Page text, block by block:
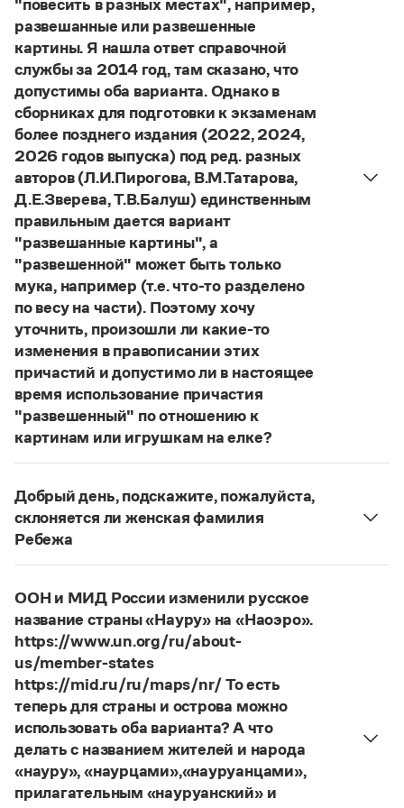
Словари русского языка как государственного
Справочники
Правила русской орфографии и пунктуации
Русский язык. Краткий теоретический курс
для школьников
Письмовник
Справочник по пунктуации
Справочник по фразеологии
Азбучные истины
Словарь-справочник непростые слова
Все справочники портала
Журнал
Новости и события
Статьи
Монологи
Интервью
Лекции и подкасты
Рекомендуем
Правила русского языка: от азов до тонкостей
Интерактивные упражнения: от простого к сложному
Скороговорки
Издательство
Научпоп
Учебники и справочники
Все книги
Управление в русском языке
Словарь русских имён
Словарь методических терминов
Правила русской орфографии и пунктуации
(1956)
"повесить в разных местах", например,
развешанные или развешенные
картины. Я нашла ответ справочной
службы за 2014 год, там сказано, что
допустимы оба варианта. Однако в
сборниках для подготовки к экзаменам
более позднего издания (2022, 2024,
2026 годов выпуска) под ред. разных
авторов (Л.И.Пирогова, В.М.Татарова,
Д.Е.Зверева, Т.В.Балуш) единственным
правильным дается вариант
"развешанные картины", а
"развешенной" может быть только
мука, например (т.е. что-то разделено
по весу на части). Поэтому хочу
уточнить, произошли ли какие-то
изменения в правописании этих
причастий и допустимо ли в настоящее
время использование причастия
"развешенный" по отношению к
картинам или игрушкам на елке?
Нашответ2014 года по-прежнему актуален.
то игнорируют рекомендации нормативных
словарей русского языка, в которых указан глагол
развесить
развешенный) со значением «повесить в разных
местах (несколько, много предметов)». Ср.:
знаю, что на стенах своей квартиры вы развесили
разные географические карты.
Бретер. И эти карты, безусловно, развешены.
Страница ответа
Добрый день, подскажите, пожалуйста,
склоняется ли женская фамилия
Ребежа
ФамилияРебежасклоняется (и мужская, и
Страница ответа
ООН и МИД России изменили русское
название страны «Науру» на «Наоэро».
https://www.un.org/ru/about-
us/member-states
https://mid.ru/ru/maps/nr/ То есть
теперь для страны и острова можно
использовать оба варианта? А что
делать с названием жителей и народа
«науру», «наурцами»,«науруанцами»,
прилагательным «науруанский» и